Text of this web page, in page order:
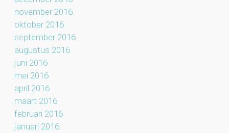
november 2016
oktober 2016
september 2016
augustus 2016
juni 2016
mei 2016
april 2016
maart 2016
februari 2016
januari 2016